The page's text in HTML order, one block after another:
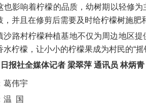
也影响着柠檬的品质，幼树期以轻修
，并且在修剪后需要及时给柠檬树施肥
沙路村柠檬种植基地不仅为周边地区
水柠檬，让小小的柠檬果成为村民的“摇
报社全媒体记者 梁翠萍 通讯员 林炳
葛伟宇
温 国